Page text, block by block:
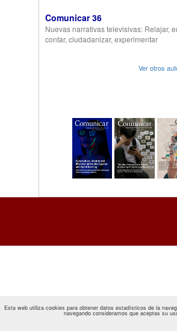
Comunicar 36
Nuevas narrativas televisivas: Relajar,
contar, ciudadanizar, experimentar
Ver otros
Esta web utiliza cookies para obtener datos estadísticos de la
navegando consideramos que aceptas su